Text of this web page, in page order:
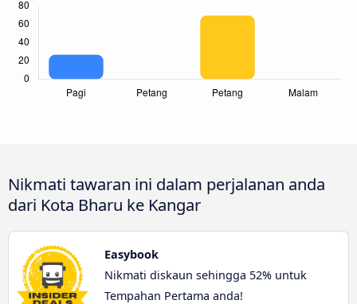
Nikmati tawaran ini dalam perjalanan anda
dari Kota Bharu ke Kangar
Easybook
Nikmati diskaun sehingga 52% untuk
Tempahan Pertama anda!